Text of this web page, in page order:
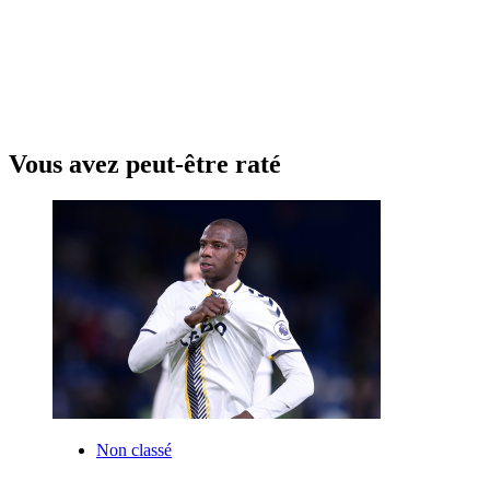
Vous avez peut-être raté
Non classé